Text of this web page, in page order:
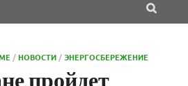
/НОВОСТИ /ЭНЕРГОСБЕРЕЖЕНИЕ
пройдет